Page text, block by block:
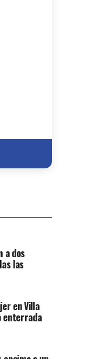
a dos
las
en Villa
enterrada